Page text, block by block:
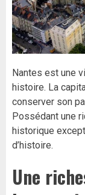
Nantes est une
histoire. La
conserver son
Possédant une
historique
d’histoire.
Une